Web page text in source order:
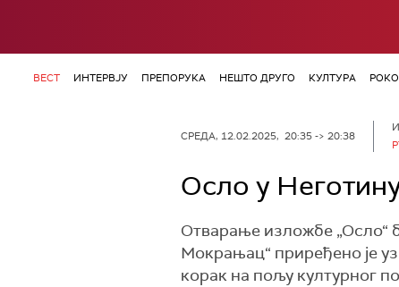
ВЕСТ ИНТЕРВЈУ ПРЕПОРУКА НЕШТО ДРУГО КУЛТУРА
СРЕДА, 12.02.2025, 20:35 -> 20:38
Осло у
Отварање изложбе „Осло“
Мокрањац“ приређено је
корак на пољу културног